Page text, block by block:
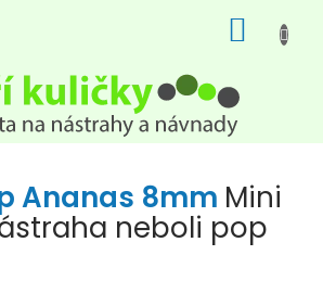
KOŠÍK
Ananas 8mm Mini
neboli pop